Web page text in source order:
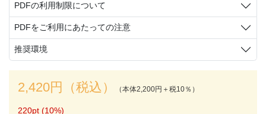
PDFの利用制限について
PDFをご利用にあたっての注意
推奨環境
2,420円（税込） （本体2,200円＋税10％）
220pt (10%)